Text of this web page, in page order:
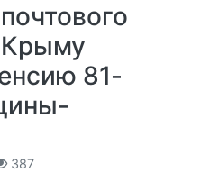
Крыму
81-
387